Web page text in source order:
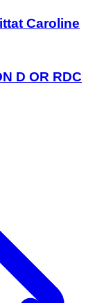
Caroline
D OR RDC